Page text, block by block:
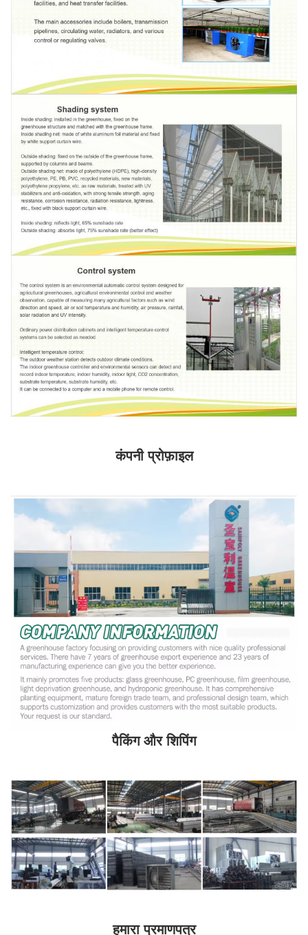
कंपनी प्रोफ़ाइल
पैकिंग और शिपिंग
हमारा प्रमाणपत्र